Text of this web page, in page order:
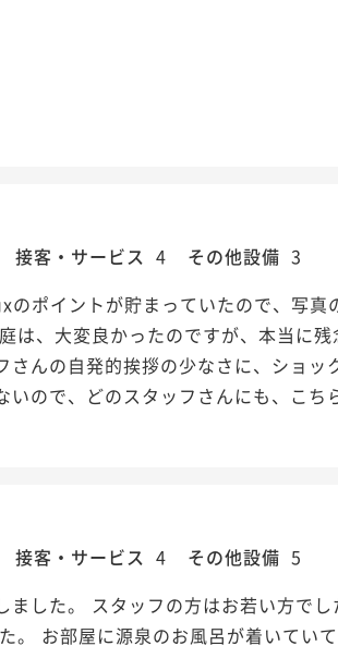
接客・サービス 4 その他設備 3
ポイントが貯まっていたので、写真
は、大変良かったのですが、本当に
んの自発的挨拶の少なさに、ショッ
いので、どのスタッフさんにも、こち
接客・サービス 4 その他設備 5
ました。 スタッフの方はお若い方で
。 お部屋に源泉のお風呂が着いてい